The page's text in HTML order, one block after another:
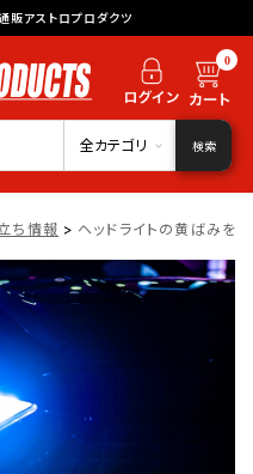
販アストロプロダクツ
0
全カテゴリ 検索
ち情報 > ヘッドライトの黄ばみを